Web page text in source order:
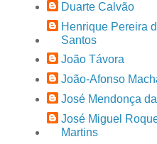
Duarte Calvão
Henrique Pereira
Santos
João Távora
João-Afonso
José Mendonça
José Miguel
Martins